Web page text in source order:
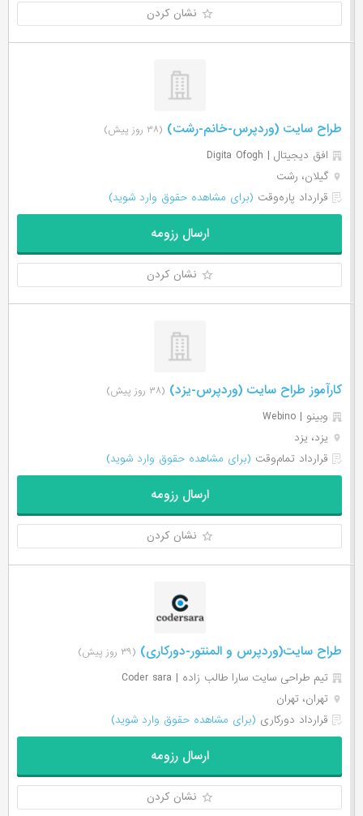
نشان کردن
طراح سایت (وردپرس-خانم-رشت) (۳۸ روز پیش)
افق دیجیتال | Digita Ofogh
گیلان، رشت
قرارداد پاره‌وقت (برای مشاهده حقوق وارد شوید)
ارسال رزومه
نشان کردن
کارآموز طراح سایت (وردپرس-یزد) (۳۸ روز پیش)
وبینو | Webino
یزد، یزد
قرارداد تمام‌وقت (برای مشاهده حقوق وارد شوید)
ارسال رزومه
نشان کردن
طراح سایت(وردپرس و المنتور-دورکاری) (۳۹ روز پیش)
تیم طراحی سایت سارا طالب زاده | Coder sara
تهران، تهران
قرارداد دورکاری (برای مشاهده حقوق وارد شوید)
ارسال رزومه
نشان کردن